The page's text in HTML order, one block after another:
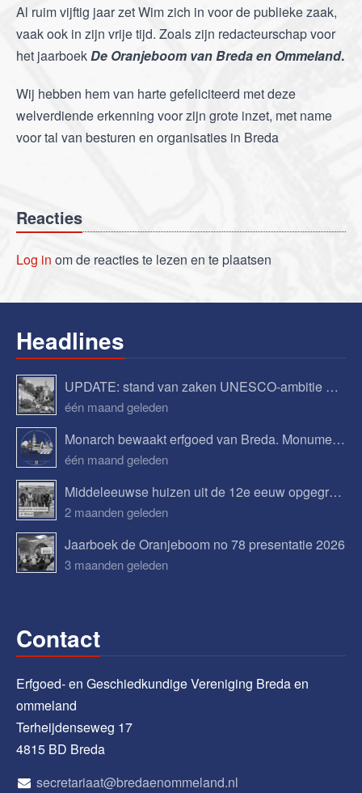
Al ruim vijftig jaar zet Wim zich in voor de publieke zaak,
vaak ook in zijn vrije tijd. Zoals zijn redacteurschap voor
het jaarboekDe Oranjeboom van Breda en Ommeland.
Wij hebben hem van harte gefeliciteerd met deze
welverdiende erkenning voor zijn grote inzet, met name
voor tal van besturen en organisaties in Breda
Reacties
Log in om de reacties te lezen en te plaatsen
Headlines
UPDATE: stand van zaken UNESCO-ambitie Begijnhof Breda
één maand geleden
Monarch bewaakt erfgoed van Breda. Monumenten, verhalen en toekomstplannen.
één maand geleden
Middeleeuwse huizen uit de 12e eeuw opgegraven in Bavel
2 maanden geleden
Jaarboek de Oranjeboom no 78 presentatie 2026
3 maanden geleden
Contact
Erfgoed- en Geschiedkundige Vereniging Breda en
ommeland
Terheijdenseweg 17
4815 BD Breda
secretariaat@bredaenommeland.nl